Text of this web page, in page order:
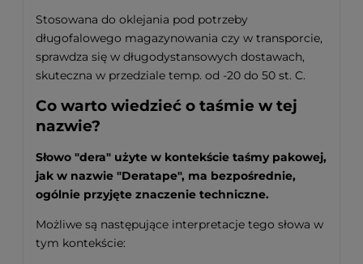
Stosowana do oklejania pod potrzeby
długofalowego magazynowania czy w transporcie,
sprawdza się w długodystansowych dostawach,
skuteczna w przedziale temp. od -20 do 50 st. C.
Co warto wiedzieć o taśmie w tej
nazwie?
Słowo "dera" użyte w kontekście taśmy pakowej,
jak w nazwie "Deratape", ma bezpośrednie,
ogólnie przyjęte znaczenie techniczne.
Możliwe są następujące interpretacje tego słowa w
tym kontekście: